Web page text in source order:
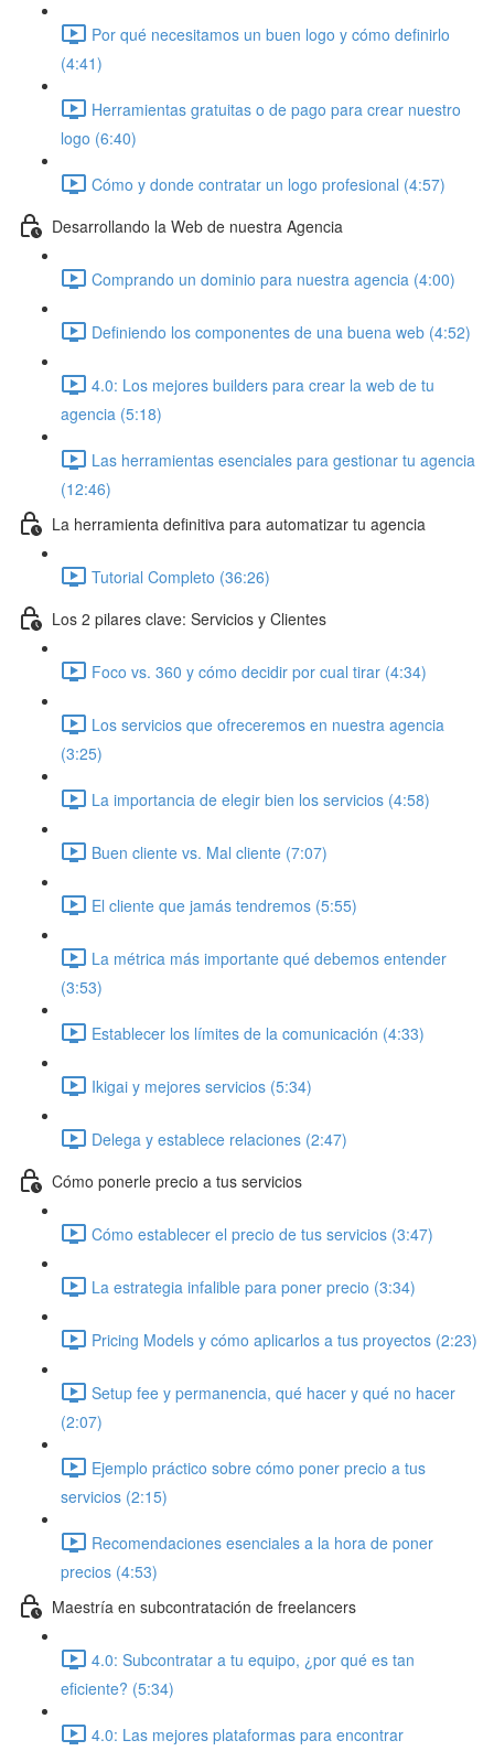
Por qué necesitamos un buen logo y cómo definirlo
(4:41)
Herramientas gratuitas o de pago para crear nuestro
logo (6:40)
Cómo y donde contratar un logo profesional (4:57)
Desarrollando la Web de nuestra Agencia
Comprando un dominio para nuestra agencia (4:00)
Definiendo los componentes de una buena web (4:52)
4.0: Los mejores builders para crear la web de tu
agencia (5:18)
Las herramientas esenciales para gestionar tu agencia
(12:46)
La herramienta definitiva para automatizar tu agencia
Tutorial Completo (36:26)
Los 2 pilares clave: Servicios y Clientes
Foco vs. 360 y cómo decidir por cual tirar (4:34)
Los servicios que ofreceremos en nuestra agencia
(3:25)
La importancia de elegir bien los servicios (4:58)
Buen cliente vs. Mal cliente (7:07)
El cliente que jamás tendremos (5:55)
La métrica más importante qué debemos entender
(3:53)
Establecer los límites de la comunicación (4:33)
Ikigai y mejores servicios (5:34)
Delega y establece relaciones (2:47)
Cómo ponerle precio a tus servicios
Cómo establecer el precio de tus servicios (3:47)
La estrategia infalible para poner precio (3:34)
Pricing Models y cómo aplicarlos a tus proyectos (2:23)
Setup fee y permanencia, qué hacer y qué no hacer
(2:07)
Ejemplo práctico sobre cómo poner precio a tus
servicios (2:15)
Recomendaciones esenciales a la hora de poner
precios (4:53)
Maestría en subcontratación de freelancers
4.0: Subcontratar a tu equipo, ¿por qué es tan
eficiente? (5:34)
4.0: Las mejores plataformas para encontrar